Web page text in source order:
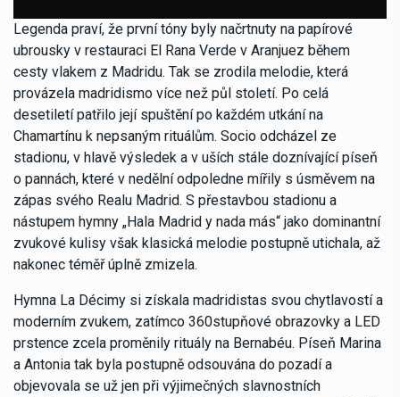
Legenda praví, že první tóny byly načrtnuty na papírové
ubrousky v restauraci El Rana Verde v Aranjuez během
cesty vlakem z Madridu. Tak se zrodila melodie, která
provázela madridismo více než půl století. Po celá
desetiletí patřilo její spuštění po každém utkání na
Chamartínu k nepsaným rituálům. Socio odcházel ze
stadionu, v hlavě výsledek a v uších stále doznívající píseň
o pannách, které v nedělní odpoledne mířily s úsměvem na
zápas svého Realu Madrid. S přestavbou stadionu a
nástupem hymny „Hala Madrid y nada más“ jako dominantní
zvukové kulisy však klasická melodie postupně utichala, až
nakonec téměř úplně zmizela.
Hymna La Décimy si získala madridistas svou chytlavostí a
moderním zvukem, zatímco 360stupňové obrazovky a LED
prstence zcela proměnily rituály na Bernabéu. Píseň Marina
a Antonia tak byla postupně odsouvána do pozadí a
objevovala se už jen při výjimečných slavnostních